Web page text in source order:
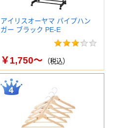
アイリスオーヤマ パイプハン
ガー ブラック PE-E
￥1,750～ （税込）